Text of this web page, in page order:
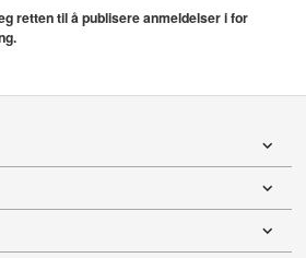
retten til å publisere anmeldelser i for